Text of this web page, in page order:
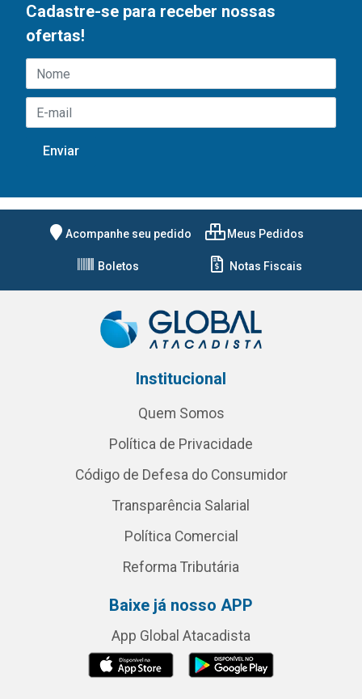
Cadastre-se para receber nossas
ofertas!
Acompanhe seu pedido Meus Pedidos
Boletos Notas Fiscais
Institucional
Quem Somos
Política de Privacidade
Código de Defesa do Consumidor
Transparência Salarial
Política Comercial
Reforma Tributária
Baixe já nosso APP
App Global Atacadista